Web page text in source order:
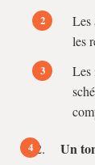
Les
les
Les
Un